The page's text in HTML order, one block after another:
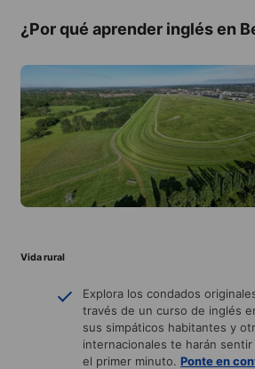
¿Por qué aprender inglés en
Vida rural
Explora los condados
través de un curso de inglés
sus simpáticos habitantes y
internacionales te harán
el primer minuto. Ponte en